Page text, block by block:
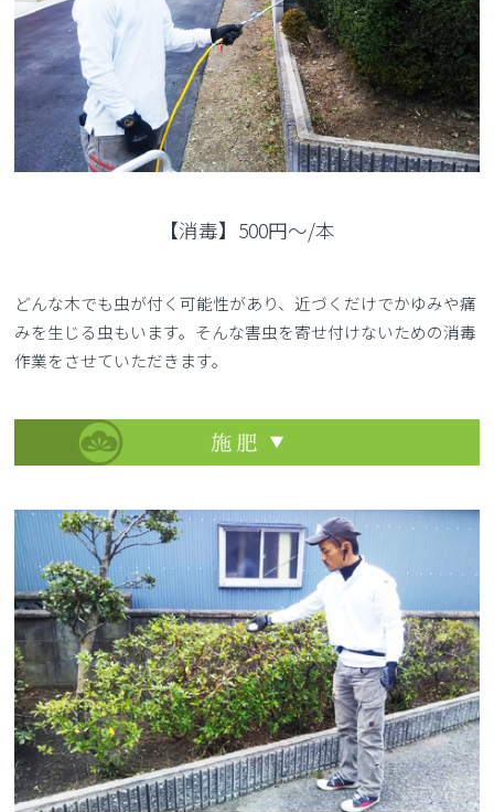
【消毒】500円〜/本
どんな木でも虫が付く可能性があり、近づくだけでかゆみや痛
みを生じる虫もいます。そんな害虫を寄せ付けないための消毒
作業をさせていただきます。